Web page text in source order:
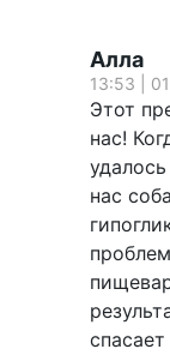
Алла
13:53 |
Этот
нас!
нас